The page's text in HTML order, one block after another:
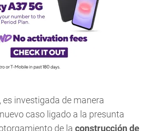
investigada de manera
caso ligado a la presunta
de la construcción de